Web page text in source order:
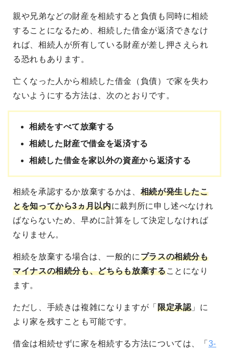
親や兄弟などの財産を相続すると負債も同時に相続
することになるため、相続した借金が返済できなけ
れば、相続人が所有している財産が差し押さえられ
る恐れもあります。
亡くなった人から相続した借金（負債）で家を失わ
ないようにする方法は、次のとおりです。
相続をすべて放棄する
相続した財産で借金を返済する
相続した借金を家以外の資産から返済する
相続を承認するか放棄するかは、 相続が発生したこ
とを知ってから3ヵ月以内に裁判所に申し述べなけれ
ばならないため、早めに計算をして決定しなければ
なりません。
相続を放棄する場合は、一般的にプラスの相続分も
マイナスの相続分も、どちらも放棄することになり
ます。
ただし、手続きは複雑になりますが「 限定承認」に
より家を残すことも可能です。
借金は相続せずに家を相続する方法については、「 3-